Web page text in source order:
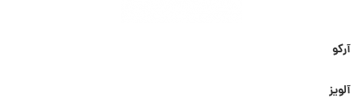
آرکو
آلویز